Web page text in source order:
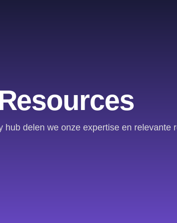
hub delen we onze expertise en relevante